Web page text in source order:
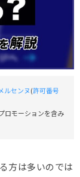
ルセンヌ(許可番号
ロモーションを含み
方は多いのでは